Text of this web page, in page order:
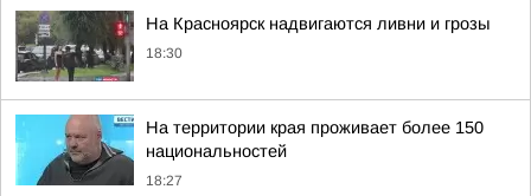
На Красноярск надвигаются ливни и грозы
18:30
На территории края проживает более 150
национальностей
18:27